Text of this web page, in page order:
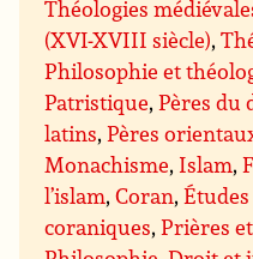
Théologies
(XVI-XVIII siècle),
Philosophie et
Patristique,Pères du
latins,Pères
Monachisme, Islam,
l’islam,Coran,
coraniques,Prières